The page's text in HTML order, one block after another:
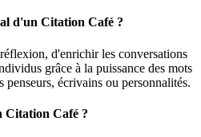
d'un Citation Café ?
d'enrichir les conversations
grâce à la puissance des mots
penseurs, écrivains ou personnalités.
Citation Café ?